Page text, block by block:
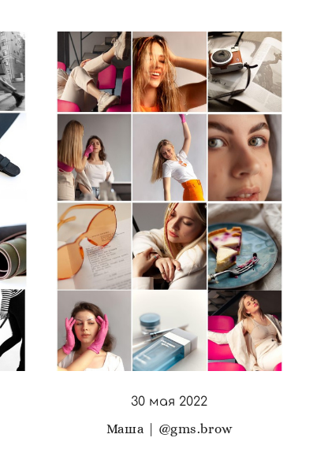
30 мая 2022
Маша | @gms.brow